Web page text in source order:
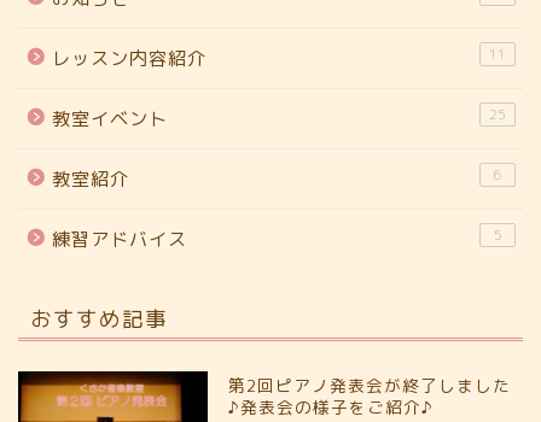
レッスン内容紹介 11
教室イベント 25
教室紹介 6
練習アドバイス 5
おすすめ記事
第2回ピアノ発表会が終了しました
♪発表会の様子をご紹介♪